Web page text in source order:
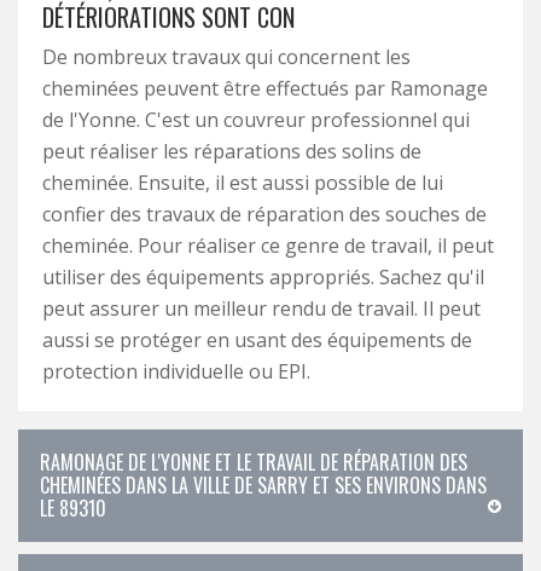
DÉTÉRIORATIONS SONT CON
De nombreux travaux qui concernent les
cheminées peuvent être effectués par Ramonage
de l'Yonne. C'est un couvreur professionnel qui
peut réaliser les réparations des solins de
cheminée. Ensuite, il est aussi possible de lui
confier des travaux de réparation des souches de
cheminée. Pour réaliser ce genre de travail, il peut
utiliser des équipements appropriés. Sachez qu'il
peut assurer un meilleur rendu de travail. Il peut
aussi se protéger en usant des équipements de
protection individuelle ou EPI.
RAMONAGE DE L'YONNE ET LE TRAVAIL DE RÉPARATION DES
CHEMINÉES DANS LA VILLE DE SARRY ET SES ENVIRONS DANS
LE 89310